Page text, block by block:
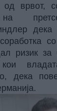
врвот,
на
дека
со
ризик за
кои
дека